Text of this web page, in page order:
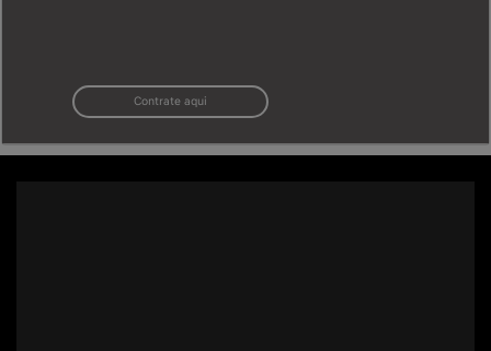
Contrate aqui